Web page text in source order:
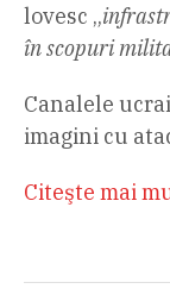
lovesc „
în scopuri
Canalele
imagini cu
Citeşte mai